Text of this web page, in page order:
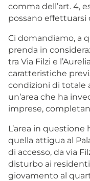
comma dell’art. 4,
possano effettuarsi
Ci domandiamo, a
prenda in
tra Via Filzi e
caratteristiche
condizioni di totale
un’area che ha
imprese,
L’area in
quella attigua al
di accesso, da via
disturbo ai
giovamento al